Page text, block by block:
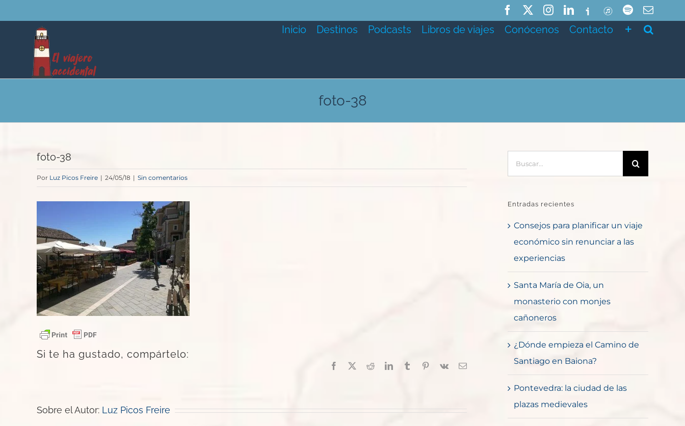
al
contenido
FacebookInstagramLinkedIn
IvooxITunesSpotifyCorreo
Inicio Destinos Podcasts Libros de viajes Conócenos Contacto
foto-38
foto-38
Por Luz Picos Freire | 24/05/18 | Sin comentarios
Si te ha gustado, compártelo:
Facebook RedditLinkedInTumblr Pinterest
Vk
Correo
Sobre el Autor: Luz Picos Freire
Entradas recientes
Consejos para planificar un viaje
económico sin renunciar a las
experiencias
Santa María de Oia, un
monasterio con monjes
cañoneros
¿Dónde empieza el Camino de
Santiago en Baiona?
Pontevedra: la ciudad de las
plazas medievales